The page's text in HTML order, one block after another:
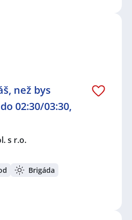
než bys
02:30/03:30,
s r.o.
Brigáda